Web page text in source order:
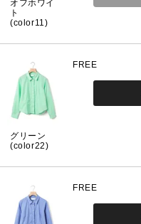
オフホワイ
ト
(color11)
グリーン
(color22)
FREE
FREE